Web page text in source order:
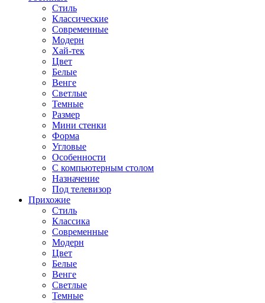
Стиль
Классические
Современные
Модерн
Хай-тек
Цвет
Белые
Венге
Светлые
Темные
Размер
Мини стенки
Форма
Угловые
Особенности
С компьютерным столом
Назначение
Под телевизор
Прихожие
Стиль
Классика
Современные
Модерн
Цвет
Белые
Венге
Светлые
Темные